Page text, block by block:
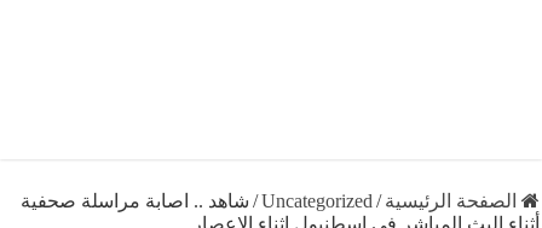
الرئيسية /
Uncategorized
/شاهد .. اصابة مراسلة صحفية
البث المباشر في اسطنبول اثناء الإعصار